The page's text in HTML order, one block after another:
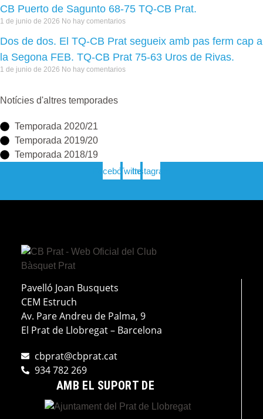
CB Puerto de Sagunto 68-75 TQ-CB Prat.
1 de junio de 2026 No hay comentarios
Dos de dos. El TQ-CB Prat segueix amb pas ferm cap a
la Segona FEB. TQ-CB Prat 75-63 Uros de Rivas.
1 de junio de 2026 No hay comentarios
Notícies d'altres temporades
Temporada 2020/21
Temporada 2019/20
Temporada 2018/19
FacebookTwitterInstagram
Pavelló Joan Busquets
CEM Estruch
Av. Pare Andreu de Palma, 9
El Prat de Llobregat – Barcelona
cbprat@cbprat.cat
934 782 269
AMB EL SUPORT DE